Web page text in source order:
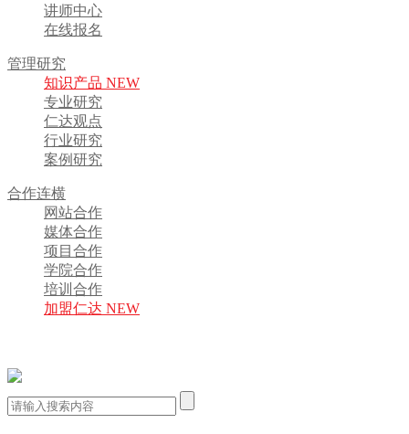
讲师中心
在线报名
管理研究
知识产品 NEW
专业研究
仁达观点
行业研究
案例研究
合作连横
网站合作
媒体合作
项目合作
学院合作
培训合作
加盟仁达 NEW